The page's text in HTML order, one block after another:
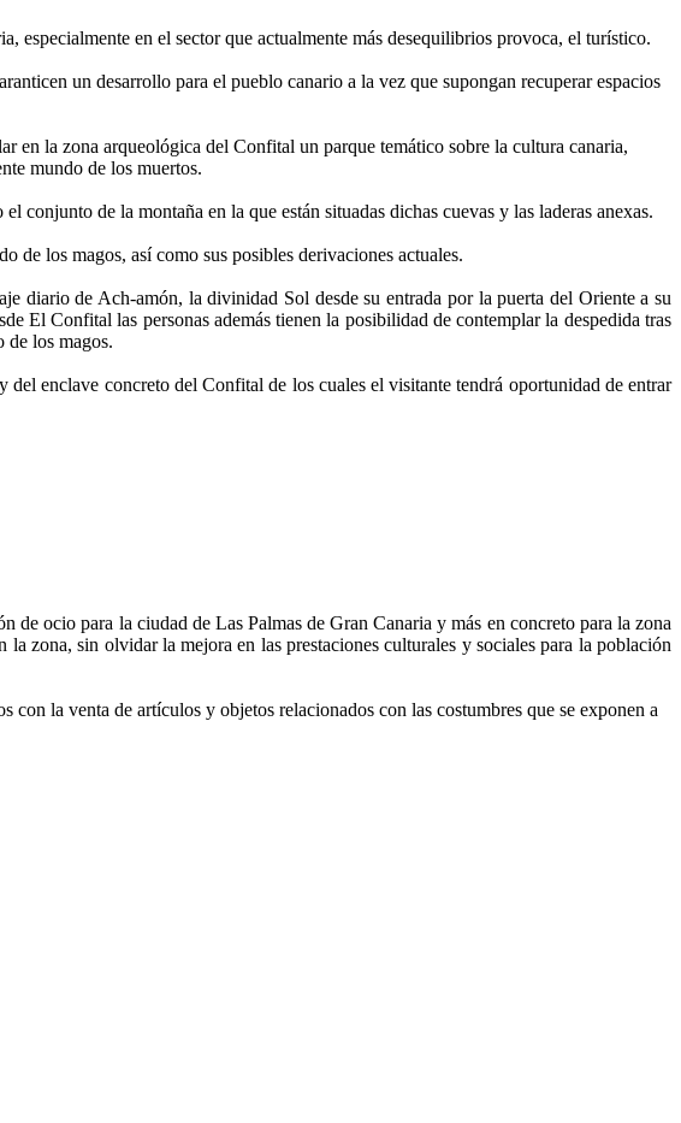
especialmente en el sector que actualmente más desequilibrios provoca, el turístico.
un desarrollo para el pueblo canario a la vez que supongan recuperar espacios
la zona arqueológica del Confital un parque temático sobre la cultura canaria,
mundo de los muertos.
de la montaña en la que están situadas dichas cuevas y las laderas anexas.
de los magos, así como sus posibles derivaciones actuales.
diario de Ach-amón, la divinidad Sol desde su entrada por la puerta del Oriente a su
El Confital las personas además tienen la posibilidad de contemplar la despedida tras
de los magos.
del enclave concreto del Confital de los cuales el visitante tendrá oportunidad de entrar
de ocio para la ciudad de Las Palmas de Gran Canaria y más en concreto para la zona
zona, sin olvidar la mejora en las prestaciones culturales y sociales para la población
la venta de artículos y objetos relacionados con las costumbres que se exponen a